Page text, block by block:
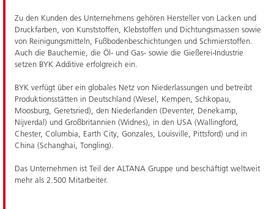
Zu den Kunden des Unternehmens gehören Hersteller von Lacken und
Druckfarben, von Kunststoffen, Klebstoffen und Dichtungsmassen sowie
von Reinigungsmitteln, Fußbodenbeschichtungen und Schmierstoffen.
Auch die Bauchemie, die Öl- und Gas- sowie die Gießerei-Industrie
setzen BYK Additive erfolgreich ein.
BYK verfügt über ein globales Netz von Niederlassungen und betreibt
Produktionsstätten in Deutschland (Wesel, Kempen, Schkopau,
Moosburg, Geretsried), den Niederlanden (Deventer, Denekamp,
Nijverdal) und Großbritannien (Widnes), in den USA (Wallingford,
Chester, Columbia, Earth City, Gonzales, Louisville, Pittsford) und in
China (Schanghai, Tongling).
Das Unternehmen ist Teil der ALTANA Gruppe und beschäftigt weltweit
mehr als 2.500 Mitarbeiter.